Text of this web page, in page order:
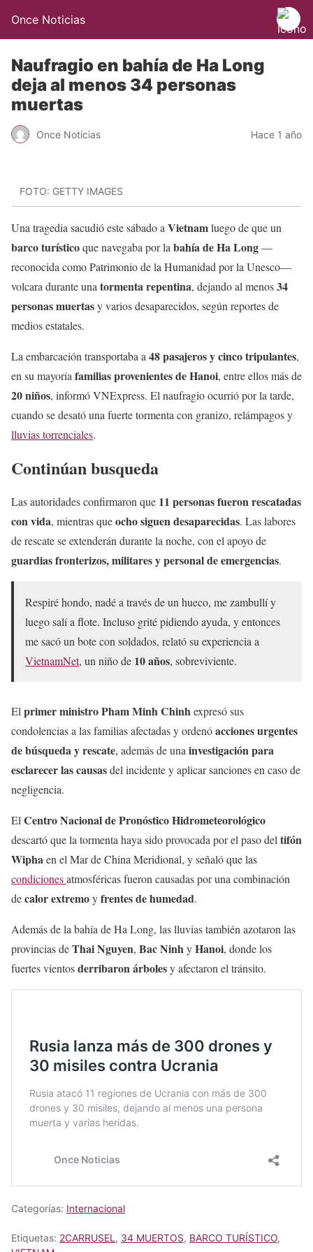
Once Noticias
Naufragio en bahía de Ha Long
deja al menos 34 personas
muertas
Once Noticias Hace 1 año
FOTO: GETTY IMAGES
Una tragedia sacudió este sábado a Vietnamluego de que un
barco turísticoque navegaba por la bahía de Ha Long—
reconocida como Patrimonio de la Humanidad por la Unesco—
volcara durante una tormenta repentina, dejando al menos34
personas muertasy varios desaparecidos, según reportes de
medios estatales.
La embarcación transportaba a 48 pasajeros y cinco tripulantes,
en su mayoría familias provenientes de Hanoi, entre ellos más de
20 niños, informó VNExpress. El naufragio ocurrió por la tarde,
cuando se desató una fuerte tormenta con granizo, relámpagos y
lluvias torrenciales.
Continúan busqueda
Las autoridades confirmaron que 11 personas fueron rescatadas
con vida, mientras queocho siguen desaparecidas. Las labores
de rescate se extenderán durante la noche, con el apoyo de
guardias fronterizos, militares y personal de emergencias.
Respiré hondo, nadé a través de un hueco, me zambullí y
luego salí a flote. Incluso grité pidiendo ayuda, y entonces
me sacó un bote con soldados, relató su experiencia a
VietnamNet, un niño de 10 años, sobreviviente.
El primer ministro Pham Minh Chinh expresó sus
condolencias a las familias afectadas y ordenóacciones urgentes
de búsqueda y rescate, además de una investigación para
esclarecer las causasdel incidente y aplicar sanciones en caso de
negligencia.
El Centro Nacional de Pronóstico Hidrometeorológico
descartó que la tormenta haya sido provocada por el paso del tifón
Wipha en el Mar de China Meridional, y señaló que las
condicionesatmosféricas fueron causadas por una combinación
decalor extremoyfrentes de humedad.
Además de la bahía de Ha Long, las lluvias también azotaron las
provincias deThai Nguyen, Bac Ninh yHanoi, donde los
fuertes vientosderribaron árbolesy afectaron el tránsito.
Categorías: Internacional
Etiquetas: 2CARRUSEL , 34 MUERTOS, BARCO TURÍSTICO,